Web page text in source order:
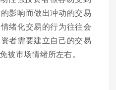
影响而做出冲动的交易
绪化交易的行为往往会
者需要建立自己的交易
被市场情绪所左右。